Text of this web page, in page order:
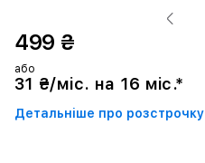
499 ₴
або
31 ₴/міс. на 16 міс.*
Детальніше про розстрочку